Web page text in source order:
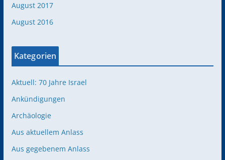
August 2017
August 2016
Kategorien
Aktuell: 70 Jahre Israel
Ankündigungen
Archäologie
Aus aktuellem Anlass
Aus gegebenem Anlass